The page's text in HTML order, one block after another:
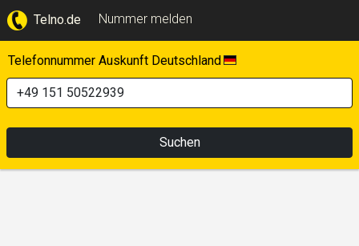
Telno.de Nummer melden
Telefonnummer Auskunft Deutschland
Suchen